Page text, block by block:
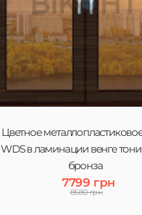
Цветное
WDS в ламинации венге
бронза
7799 грн
8580 грн